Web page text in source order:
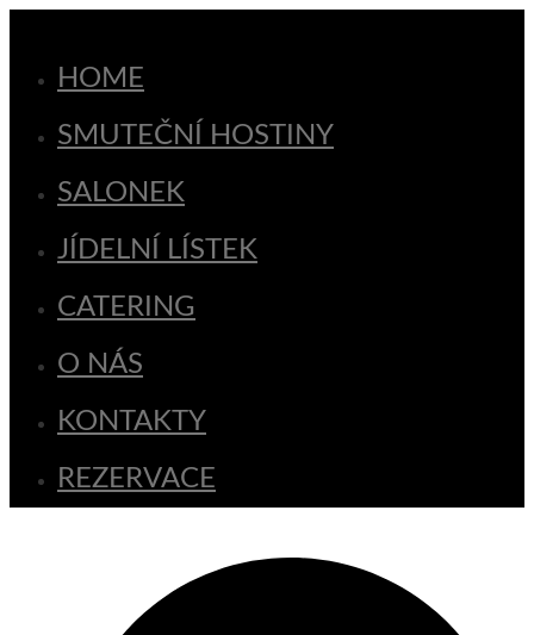
HOME
SMUTEČNÍ HOSTINY
SALONEK
JÍDELNÍ LÍSTEK
CATERING
O NÁS
KONTAKTY
REZERVACE